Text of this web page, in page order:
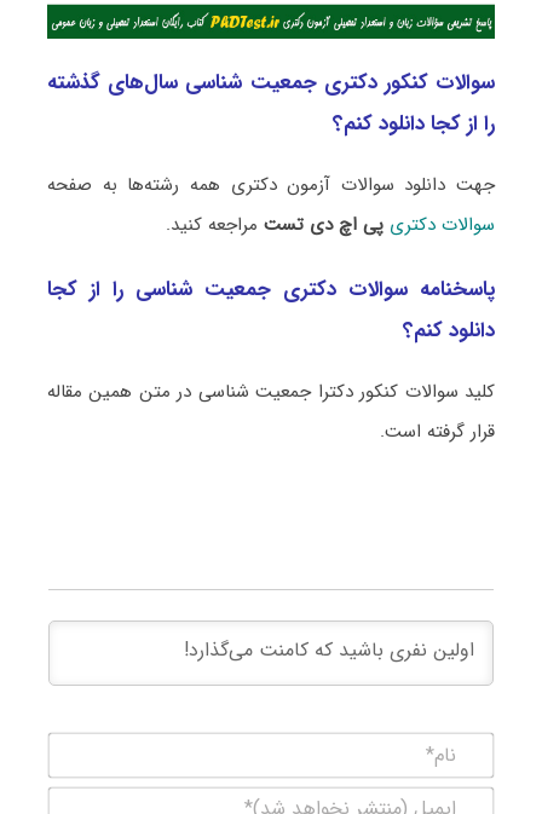
سوالات کنکور دکتری جمعیت‌ شناسی سال‌های گذشته
را از کجا دانلود کنم؟
جهت دانلود سوالات آزمون دکتری همه رشته‌ها به صفحه
سوالات دکتری پی اچ دی تستمراجعه کنید.
پاسخنامه سوالات دکتری جمعیت‌ شناسی را از کجا
دانلود کنم؟
کلید سوالات کنکور دکترا جمعیت‌ شناسی در متن همین مقاله
قرار گرفته است.